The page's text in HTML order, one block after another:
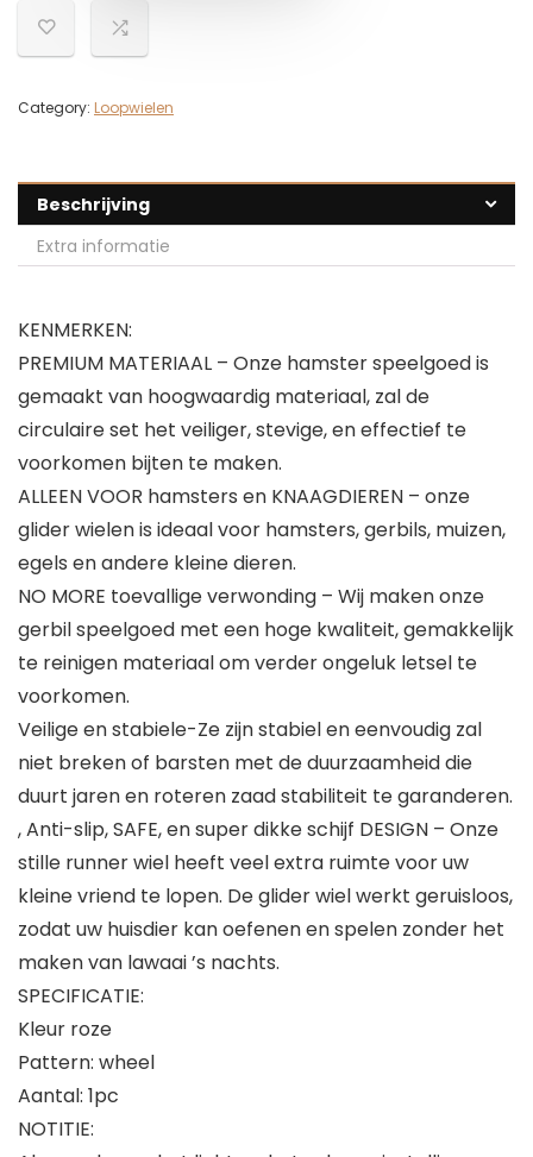
Category: Loopwielen
Beschrijving
Extra informatie
KENMERKEN:
PREMIUM MATERIAAL – Onze hamster speelgoed is
gemaakt van hoogwaardig materiaal, zal de
circulaire set het veiliger, stevige, en effectief te
voorkomen bijten te maken.
ALLEEN VOOR hamsters en KNAAGDIEREN – onze
glider wielen is ideaal voor hamsters, gerbils, muizen,
egels en andere kleine dieren.
NO MORE toevallige verwonding – Wij maken onze
gerbil speelgoed met een hoge kwaliteit, gemakkelijk
te reinigen materiaal om verder ongeluk letsel te
voorkomen.
Veilige en stabiele-Ze zijn stabiel en eenvoudig zal
niet breken of barsten met de duurzaamheid die
duurt jaren en roteren zaad stabiliteit te garanderen.
, Anti-slip, SAFE, en super dikke schijf DESIGN – Onze
stille runner wiel heeft veel extra ruimte voor uw
kleine vriend te lopen. De glider wiel werkt geruisloos,
zodat uw huisdier kan oefenen en spelen zonder het
maken van lawaai ’s nachts.
SPECIFICATIE:
Kleur roze
Pattern: wheel
Aantal: 1pc
NOTITIE: